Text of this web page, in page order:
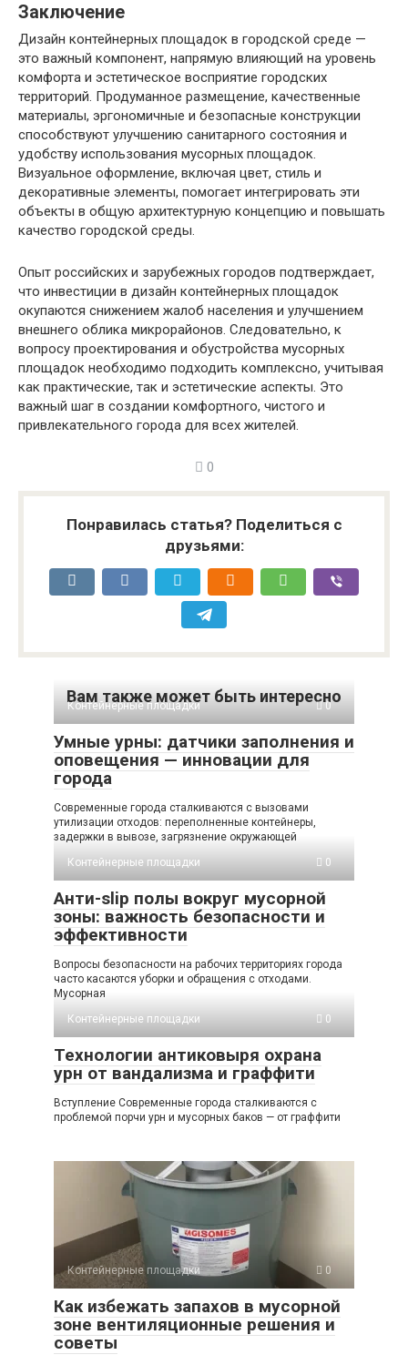
Заключение
Дизайн контейнерных площадок в городской среде —
это важный компонент, напрямую влияющий на уровень
комфорта и эстетическое восприятие городских
территорий. Продуманное размещение, качественные
материалы, эргономичные и безопасные конструкции
способствуют улучшению санитарного состояния и
удобству использования мусорных площадок.
Визуальное оформление, включая цвет, стиль и
декоративные элементы, помогает интегрировать эти
объекты в общую архитектурную концепцию и повышать
качество городской среды.
Опыт российских и зарубежных городов подтверждает,
что инвестиции в дизайн контейнерных площадок
окупаются снижением жалоб населения и улучшением
внешнего облика микрорайонов. Следовательно, к
вопросу проектирования и обустройства мусорных
площадок необходимо подходить комплексно, учитывая
как практические, так и эстетические аспекты. Это
важный шаг в создании комфортного, чистого и
привлекательного города для всех жителей.
0
Понравилась статья? Поделиться с
друзьями:
Вам также может быть интересно
Контейнерные площадки 0
Умные урны: датчики заполнения и
оповещения — инновации для
города
Современные города сталкиваются с вызовами
утилизации отходов: переполненные контейнеры,
задержки в вывозе, загрязнение окружающей
Контейнерные площадки
0
Анти-slip полы вокруг мусорной
зоны: важность безопасности и
эффективности
Вопросы безопасности на рабочих территориях города
часто касаются уборки и обращения с отходами.
Мусорная
Контейнерные площадки
0
Технологии антиковыря охрана
урн от вандализма и граффити
Вступление Современные города сталкиваются с
проблемой порчи урн и мусорных баков — от граффити
Контейнерные площадки 0
Как избежать запахов в мусорной
зоне вентиляционные решения и
советы